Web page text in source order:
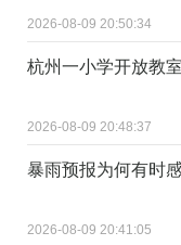
2026-08-09 20:50:34
杭州一小学开放教
2026-08-09 20:48:37
暴雨预报为何有时
2026-08-09 20:41:05